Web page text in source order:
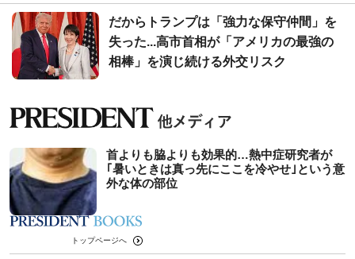
だからトランプは「強力な保守仲間」を
失った...高市首相が「アメリカの最強の
相棒」を演じ続ける外交リスク
首よりも脇よりも効果的…熱中症研究者が
｢暑いときは真っ先にここを冷やせ｣という意
外な体の部位
トップページへ